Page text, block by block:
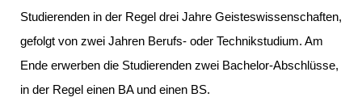
Studierenden in der Regel drei Jahre Geisteswissenschaften,
gefolgt von zwei Jahren Berufs- oder Technikstudium. Am
Ende erwerben die Studierenden zwei Bachelor-Abschlüsse,
in der Regel einen BA und einen BS.